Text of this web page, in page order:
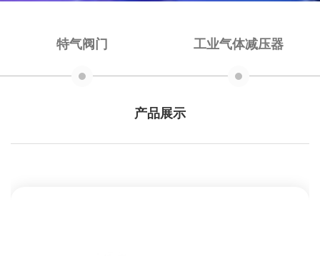
特气阀门 工业气体减压器
产品展示